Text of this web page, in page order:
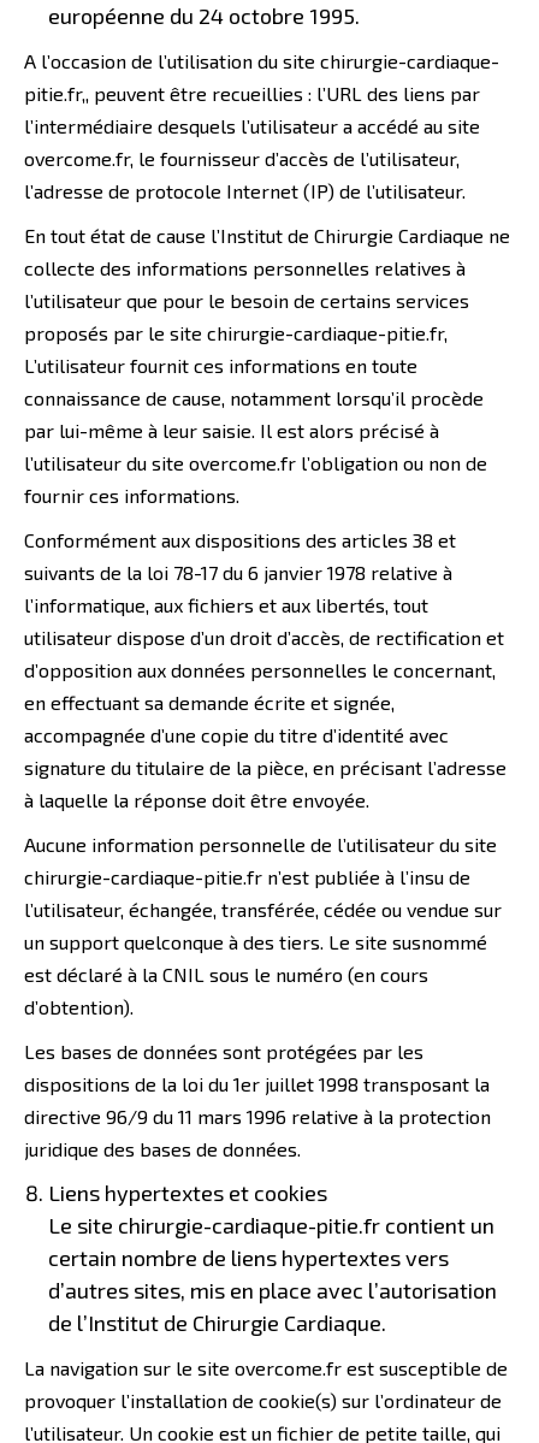
européenne du 24 octobre 1995.
A l’occasion de l’utilisation du site chirurgie-cardiaque-
pitie.fr,, peuvent être recueillies : l’URL des liens par
l’intermédiaire desquels l’utilisateur a accédé au site
overcome.fr, le fournisseur d’accès de l’utilisateur,
l’adresse de protocole Internet (IP) de l’utilisateur.
En tout état de cause l’Institut de Chirurgie Cardiaque ne
collecte des informations personnelles relatives à
l’utilisateur que pour le besoin de certains services
proposés par le site chirurgie-cardiaque-pitie.fr,
L’utilisateur fournit ces informations en toute
connaissance de cause, notamment lorsqu’il procède
par lui-même à leur saisie. Il est alors précisé à
l’utilisateur du site overcome.fr l’obligation ou non de
fournir ces informations.
Conformément aux dispositions des articles 38 et
suivants de la loi 78-17 du 6 janvier 1978 relative à
l’informatique, aux fichiers et aux libertés, tout
utilisateur dispose d’un droit d’accès, de rectification et
d’opposition aux données personnelles le concernant,
en effectuant sa demande écrite et signée,
accompagnée d’une copie du titre d’identité avec
signature du titulaire de la pièce, en précisant l’adresse
à laquelle la réponse doit être envoyée.
Aucune information personnelle de l’utilisateur du site
chirurgie-cardiaque-pitie.fr n’est publiée à l’insu de
l’utilisateur, échangée, transférée, cédée ou vendue sur
un support quelconque à des tiers. Le site susnommé
est déclaré à la CNIL sous le numéro (en cours
d’obtention).
Les bases de données sont protégées par les
dispositions de la loi du 1er juillet 1998 transposant la
directive 96/9 du 11 mars 1996 relative à la protection
juridique des bases de données.
Liens hypertextes et cookies
Le site chirurgie-cardiaque-pitie.fr contient un
certain nombre de liens hypertextes vers
d’autres sites, mis en place avec l’autorisation
de l’Institut de Chirurgie Cardiaque.
La navigation sur le site overcome.fr est susceptible de
provoquer l’installation de cookie(s) sur l’ordinateur de
l’utilisateur. Un cookie est un fichier de petite taille, qui